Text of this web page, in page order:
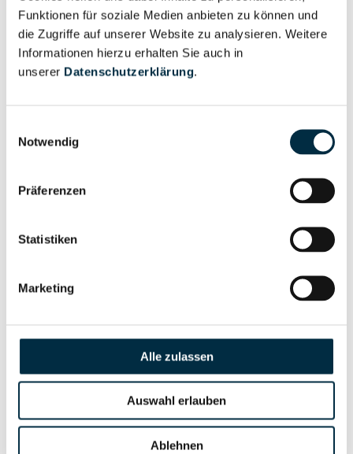
Funktionen für soziale Medien anbieten zu können und
die Zugriffe auf unserer Website zu analysieren. Weitere
Informationen hierzu erhalten Sie auch in
unserer Datenschutzerklärung.
Notwendig
Präferenzen
Statistiken
Marketing
Alle zulassen
Auswahl erlauben
Ablehnen
Reimann KG Vermögensverwaltung
Reimann Kontor GmbH
Reimann & Partner Architekt und Beratender
Reimann & Partner Rechtsanwälte PartGmbB
reimann&peters WOHNBAUGESELLSCHAFT mbH
Reimann Reisen GmbH
reimannrieckermann gmbh
Reimann & Rößle CNC Zerspanung GmbH
Reimann Ronnenberg Rechtsanwälte PartGmbB
Reimann Service GmbH